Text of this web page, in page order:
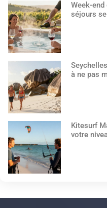
Week-
séjours
à ne pas
Kitesurf
votre